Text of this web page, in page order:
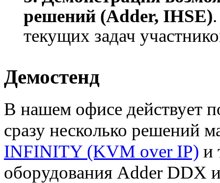
решений (Adder, IHSE)
текущих задач
Демостенд
В нашем офисе действует
сразу несколько решений
INFINITY (KVM over IP) и
оборудования Adder DDX